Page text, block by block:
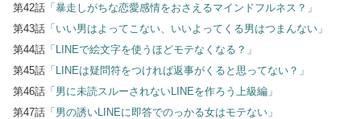
第42話 「暴走しがちな恋愛感情をおさえるマインドフルネス？」
第43話 「いい男はよってこない、いいよってくる男はつまんない」
第44話 「LINEで絵文字を使うほどモテなくなる？」
第45話 「LINEは疑問符をつければ返事がくると思ってない？」
第46話 「男に未読スルーされないLINEを作ろう上級編」
第47話 「男の誘いLINEに即答でのっかる女はモテない」